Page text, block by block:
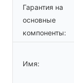
Гарантия на
основные
компоненты:
Имя: